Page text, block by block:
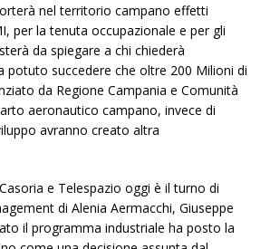
nel territorio campano effetti
per la tenuta occupazionale e per gli
da spiegare a chi chiederà
potuto succedere che oltre 200 Milioni di
da Regione Campania e Comunità
aeronautico campano, invece di
avranno creato altra
e Telespazio oggi è il turno di
di Alenia Aermacchi, Giuseppe
il programma industriale ha posto la